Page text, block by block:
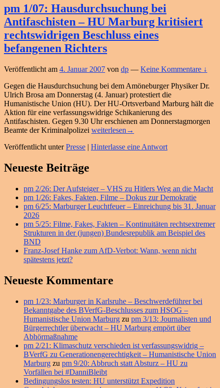
–
Einladung
zur
Pressekonferenz
am
11
pm 1/07: Hausdurchsuchung bei
Antifaschisten – HU Marburg kritisiert
rechtswidrigen Beschluss eines
befangenen Richters
Veröffentlicht am 4. Januar 2007 von dp — Keine Kommentare ↓
Gegen die Hausdurchsuchung bei dem Amöneburger Physiker Dr.
Ulrich Brosa am Donnerstag (4. Januar) protestiert die
Humanistische Union (HU). Der HU-Ortsverband Marburg hält die
Aktion für eine verfassungswidrige Schikanierung des
Antifaschisten. Gegen 9.30 Uhr erschienen am Donnerstagmorgen
Beamte der Kriminalpolizei pm
Hausdurchsuchung
Marburg
kritisiert
rechtswidrigen
eines
befangenen
weiterlesen →
Veröffentlicht unter Presse | Hinterlasse eine Antwort
Primärer
Widget-
Bereich
Neueste Beiträge
pm 2/26: Der Aufsteiger – VHS zu Hitlers Weg an die Macht
pm 1/26: Fakes, Fakten, Filme – Dokus zur Demokratie
pm 6/25: Marburger Leuchtfeuer – Einreichung bis 31. Januar
2026
pm 5/25: Filme, Fakes, Fakten – Kontinuitäten rechtsextremer
Strukturen in der (jungen) Bundesrepublik am Beispiel des
BND
Franz-Josef Hanke zum AfD-Verbot: Wann, wenn nicht
spätestens jetzt?
Neueste Kommentare
pm 1/23: Marburger in Karlsruhe – Beschwerdeführer bei
Bekanntgabe des BVerfG-Beschlusses zum HSOG –
Humanistische Union Marburg zu pm 3/13: Journalisten und
Bürgerrechtler überwacht – HU Marburg empört über
Abhörmaßnahme
pm 2/21: Klimaschutz verschieden ist verfassungswidrig –
BVerfG zu Generationengerechtigkeit – Humanistische Union
Marburg zu pm 9/20: Abbruch statt Absturz – HU zu
Vorfällen bei #DanniBleibt
Bedingungslos testen: HU unterstützt Expedition